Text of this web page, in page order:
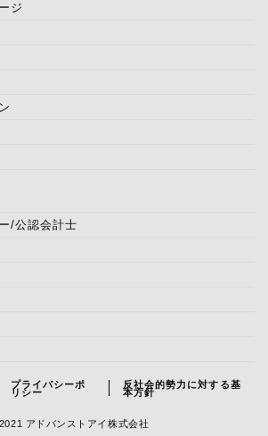
ジ
/公認会計士
プライバシーポ
リシー
反社会的勢力に対する基
本方針
アドバンストアイ株式会社